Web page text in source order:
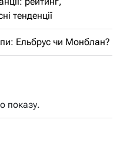
тенденції
Ельбрус чи Монблан?
показу.